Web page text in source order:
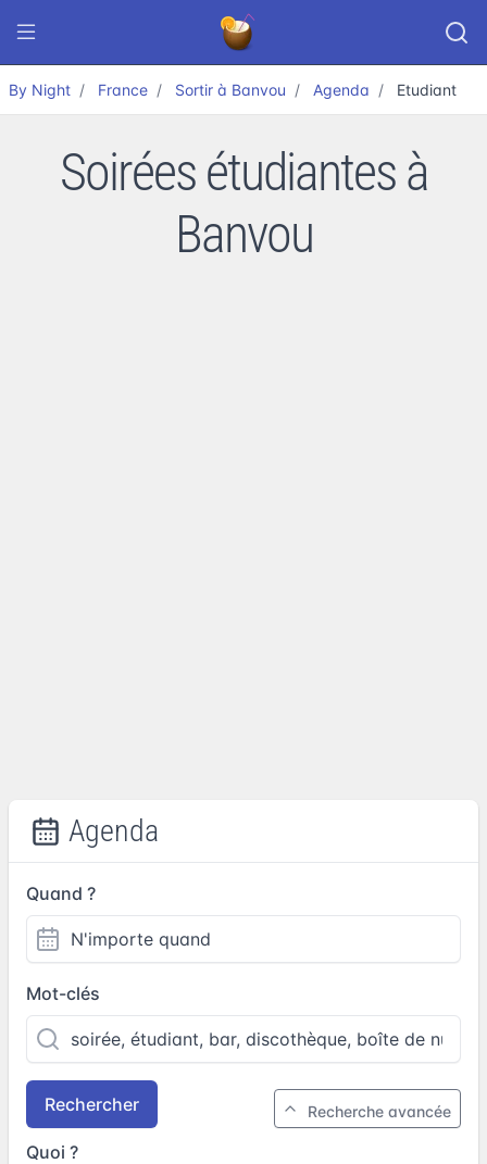
By Night France Sortir à Banvou Agenda Etudiant
Soirées étudiantes à
Banvou
Agenda
Quand ?
Mot-clés
Rechercher Recherche avancée
Quoi ?